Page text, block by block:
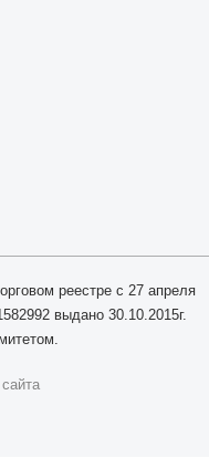
реестре с 27 апреля
выдано 30.10.2015г.